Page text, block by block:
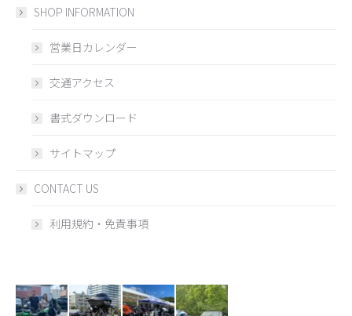
SHOP INFORMATION
営業日カレンダー
交通アクセス
書式ダウンロード
サイトマップ
CONTACT US
利用規約・免責事項